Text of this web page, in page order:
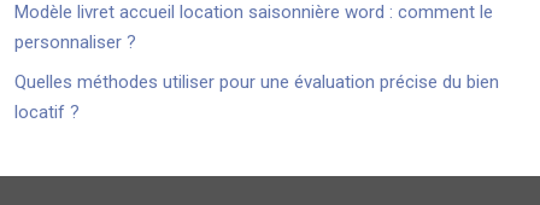
Modèle livret accueil location saisonnière word : comment le
personnaliser ?
Quelles méthodes utiliser pour une évaluation précise du bien
locatif ?